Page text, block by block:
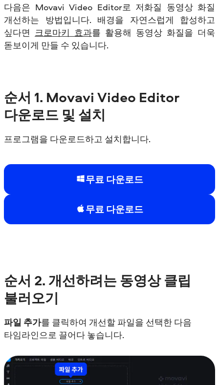
다음은 Movavi Video Editor로 저화질 동영상 화질
개선하는 방법입니다. 배경을 자연스럽게 합성하고
싶다면 크로마키 효과를 활용해 동영상 화질을 더욱
돋보이게 만들 수 있습니다.
순서 1. Movavi Video Editor
다운로드 및 설치
프로그램을 다운로드하고 설치합니다.
무료 다운로드
무료 다운로드
순서 2. 개선하려는 동영상 클립
불러오기
파일 추가를 클릭하여 개선할 파일을 선택한 다음
타임라인으로 끌어다 놓습니다.